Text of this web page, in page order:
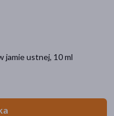
jamie ustnej, 10 ml